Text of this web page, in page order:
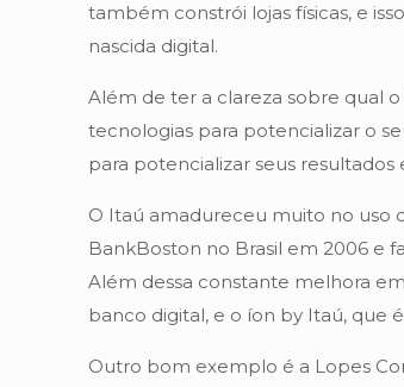
também constrói lojas físicas, e
nascida digital.
Além de ter a clareza sobre qual
tecnologias para potencializar o
para potencializar seus
O Itaú amadureceu muito no uso
BankBoston no Brasil em 2006 e
Além dessa constante melhora
banco digital, e o íon by Itaú, que
Outro bom exemplo é a Lopes